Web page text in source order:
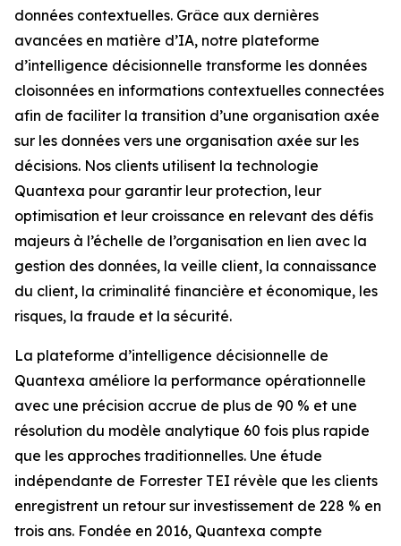
données contextuelles. Grâce aux dernières
avancées en matière d’IA, notre plateforme
d’intelligence décisionnelle transforme les données
cloisonnées en informations contextuelles connectées
afin de faciliter la transition d’une organisation axée
sur les données vers une organisation axée sur les
décisions. Nos clients utilisent la technologie
Quantexa pour garantir leur protection, leur
optimisation et leur croissance en relevant des défis
majeurs à l’échelle de l’organisation en lien avec la
gestion des données, la veille client, la connaissance
du client, la criminalité financière et économique, les
risques, la fraude et la sécurité.
La plateforme d’intelligence décisionnelle de
Quantexa améliore la performance opérationnelle
avec une précision accrue de plus de 90 % et une
résolution du modèle analytique 60 fois plus rapide
que les approches traditionnelles. Une étude
indépendante de Forrester TEI révèle que les clients
enregistrent un retour sur investissement de 228 % en
trois ans. Fondée en 2016, Quantexa compte